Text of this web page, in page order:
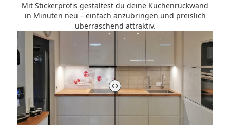
Mit Stickerprofis gestaltest du deine Küchenrückwand
in Minuten neu – einfach anzubringen und preislich
überraschend attraktiv.